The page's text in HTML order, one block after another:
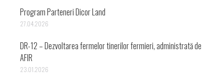
Program Parteneri Dicor Land
27.04.2026
DR-12 – Dezvoltarea fermelor tinerilor fermieri, administrată de
AFIR
23.01.2026